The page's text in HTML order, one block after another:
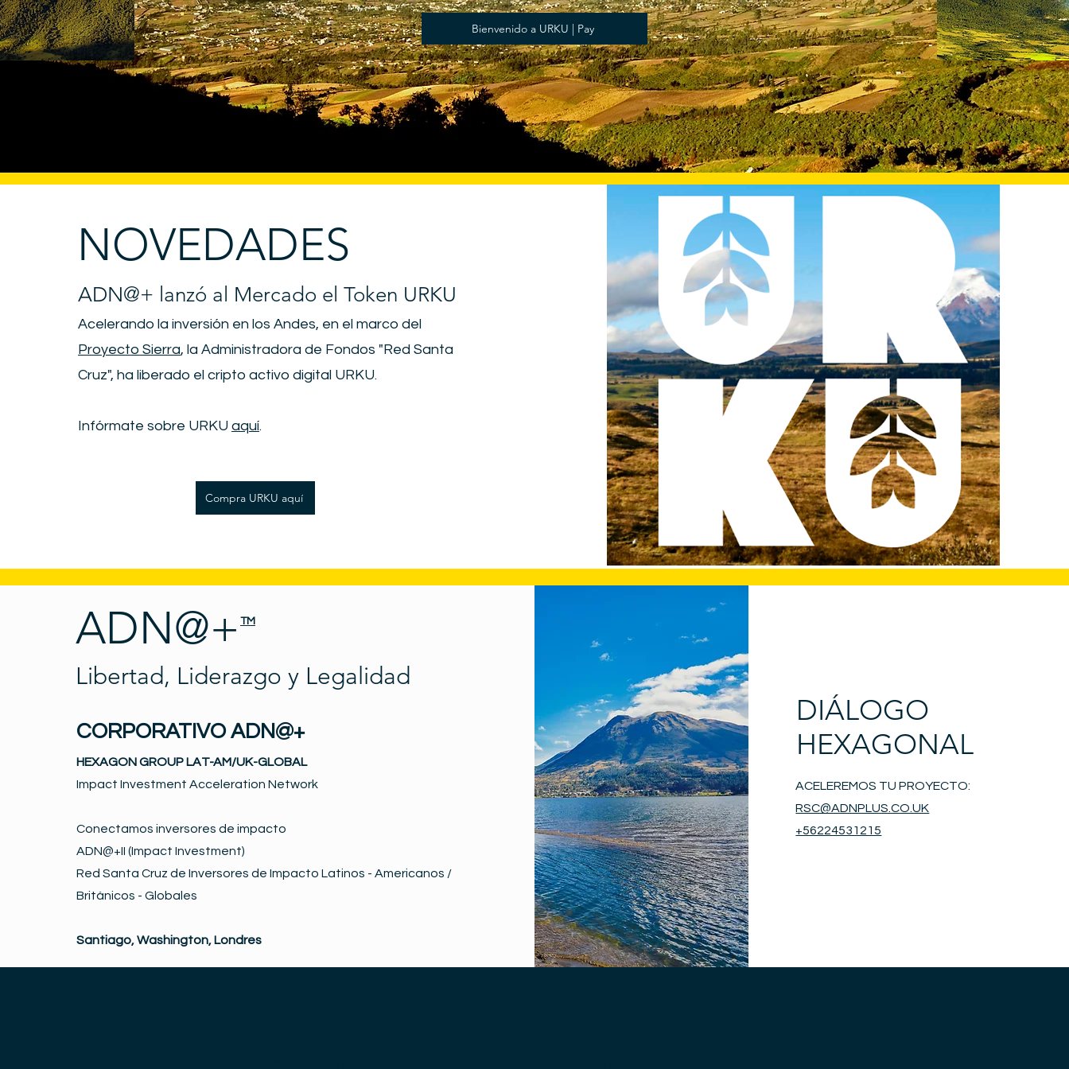
Bienvenido a URKU | Pay
NOVEDADES
ADN@+ lanzó al Mercado el Token URKU
Acelerando la inversión en los Andes, en el marco del
Proyecto Sierra, la Administradora de Fondos "Red Santa
Cruz", ha liberado el cripto activo digital URKU.
Infórmate sobre URKU aquí.
Compra URKU aquí
ADN@+ TM
Libertad, Liderazgo y Legalidad
CORPORATIVO ADN@+
HEXAGON GROUP LAT-AM/UK-GLOBAL
Impact Investment Acceleration Network
Conectamos inversores de impacto
ADN@+II (Impact Investment)
Red Santa Cruz de Inversores de Impacto Latinos - Americanos /
Británicos - Globales
Santiago, Washington, Londres
DIÁLOGO
HEXAGONAL
ACELEREMOS TU PROYECTO:
RSC@ADNPLUS.CO.UK
+56224531215